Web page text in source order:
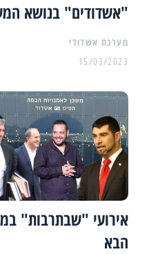
"אשדודים" בנושא
מערכת אשדודי
15/03/2023
אירועי "שבתרבות"
הבא